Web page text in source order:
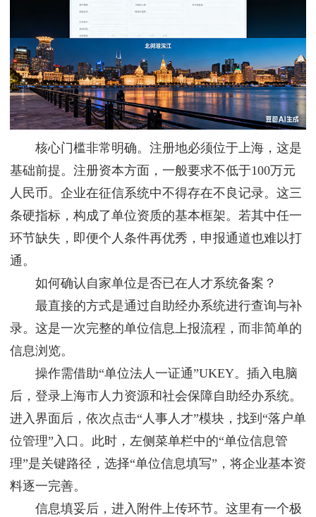
核心门槛非常明确。注册地必须位于上海，这是
基础前提。注册资本方面，一般要求不低于100万元
人民币。企业在征信系统中不得存在不良记录。这三
条硬指标，构成了单位资质的基本框架。若其中任一
环节缺失，即便个人条件再优秀，申报通道也难以打
通。
如何确认自家单位是否已在人才系统备案？
最直接的方式是通过自助经办系统进行查询与补
录。这是一次完整的单位信息上报流程，而非简单的
信息浏览。
操作需借助“单位法人一证通”UKEY。插入电脑
后，登录上海市人力资源和社会保障自助经办系统。
进入界面后，依次点击“人事人才”模块，找到“落户单
位管理”入口。此时，左侧菜单栏中的“单位信息管
理”是关键路径，选择“单位信息填写”，将企业基本资
料逐一完善。
信息填妥后，进入附件上传环节。这里有一个极